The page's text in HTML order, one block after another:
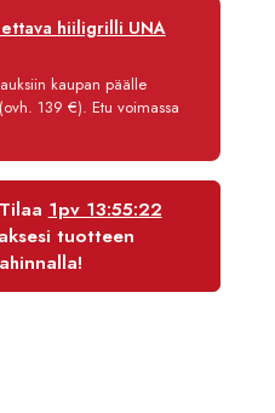
12 kk
3,90 €/kk
hiiligrilli UNA
kaupan päälle
139 €). Etu voimassa
1pv 13:55:22
tuotteen